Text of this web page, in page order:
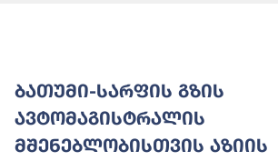
ბათუმი-სარფის გზის
ავტომაგისტრალის
მშენებლობისთვის აზიის